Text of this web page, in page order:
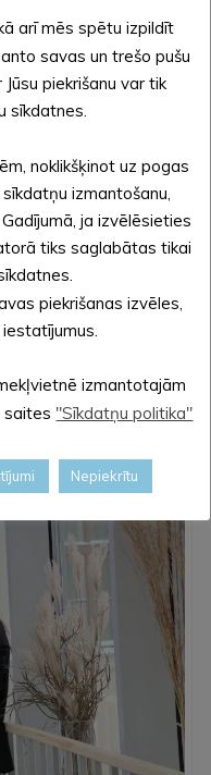
piemineklis, tādēļ
pret dažādām
durvis un
margas, koka
3., 4. stāvā
arī vēsturisko
ieguvums –
galerija, tā nodrošinot
pārbūvēti inženiertīkli
sistēmas, atjaunota
sistēma, uzstādīta ēkai
un pārbūvēta lietus
prasībām, lai
ērtu un vizuāli
un pieejamu cilvēkiem
arī mēs spētu izpildīt
savas un trešo pušu
piekrišanu var tik
sīkdatnes.
noklikšķinot uz pogas
izmantošanu,
ja izvēlēsieties
tiks saglabātas tikai
piekrišanas izvēles,
izmantotajām
saites "Sīkdatņu politika"
Nepiekrītu